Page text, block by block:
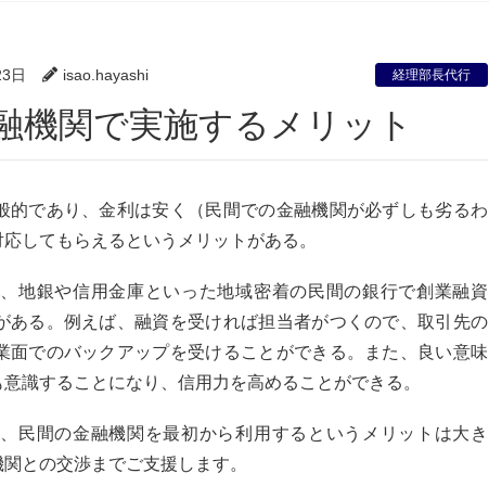
日 isao.hayashi 経理部長代行
機関で実施するメリット
であり、金利は安く（民間での金融機関が必ずしも劣るわ
してもらえるというメリットがある。
地銀や信用金庫といった地域密着の民間の銀行で創業融資
ある。例えば、融資を受ければ担当者がつくので、取引先の
でのバックアップを受けることができる。また、良い意味
識することになり、信用力を高めることができる。
民間の金融機関を最初から利用するというメリットは大き
との交渉までご支援します。